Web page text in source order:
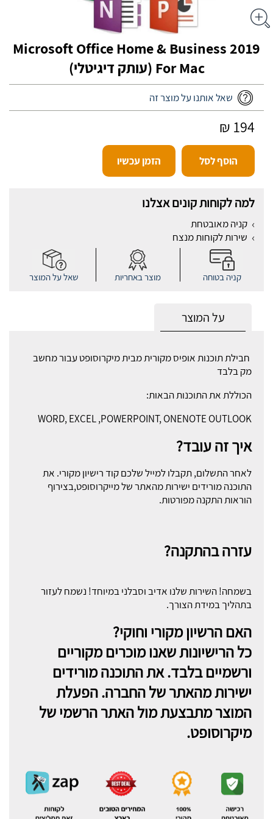
Microsoft Office Home & Business 2019
For Mac‏ (עותק דיגיטלי)
שאל אותנו על מוצר זה
194 ₪
הוסף לסל הזמן עכשיו
למה לקוחות קונים אצלנו
קניה מאובטחת
שירות לקוחות מנצח
קניה בטוחה מוצר באחריות שאל על המוצר
על המוצר
חבילת תוכנות אופיס מקורית מבית מיקרוסופט עבור מחשב
מק בלבד
הכוללת את התוכנות הבאות:
WORD, EXCEL ,POWERPOINT, ONENOTE OUTLOOK
איך זה עובד?
לאחר התשלום, תקבלו למייל שלכם קוד רישיון מקורי. את
התוכנה מורידים ישירות מהאתר של מייקרוסופט,בצירוף
הוראות התקנה מפורטות.
עזרה בהתקנה?
בשמחה! השירות שלנו אדיב וסבלני במיוחד! נשמח לעזור
בתהליך במידת הצורך.
האם הרשיון מקורי וחוקי?
כל הרישיונות שאנו מוכרים מקוריים
ורשמיים בלבד. את התוכנה מורידים
ישירות מהאתר של החברה. הפעלת
המוצר מתבצעת מול האתר הרשמי של
מיקרוסופט.